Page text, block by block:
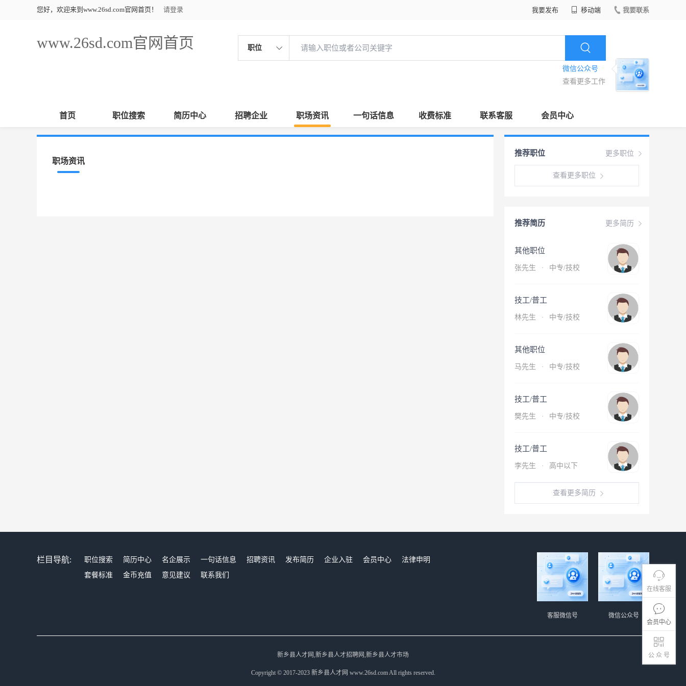
您好，欢迎来到www.26sd.com官网首页！ 请登录 我要发布 移动端 我要联系
www.26sd.com官网首页 职位
微信公众号
查看更多工作
首页 职位搜索 简历中心 招聘企业 职场资讯 一句话信息 收费标准 联系客服 会员中心
在线客服
会员中心
公 众 号
职场资讯
更多职位
推荐职位
查看更多职位
更多简历
推荐简历
其他职位
张先生 · 中专/技校
技工/普工
林先生 · 中专/技校
其他职位
马先生 · 中专/技校
技工/普工
樊先生 · 中专/技校
技工/普工
李先生 · 高中以下
查看更多简历
栏目导航: 职位搜索 简历中心 名企展示 一句话信息 招聘资讯 发布简历 企业入驻 会员中心
法律申明
套餐标准
金币充值 意见建议 联系我们
微信公众号
客服微信号
新乡县人才网,新乡县人才招聘网,新乡县人才市场
Copyright © 2017-2023 新乡县人才网 www.26sd.com All rights reserved.